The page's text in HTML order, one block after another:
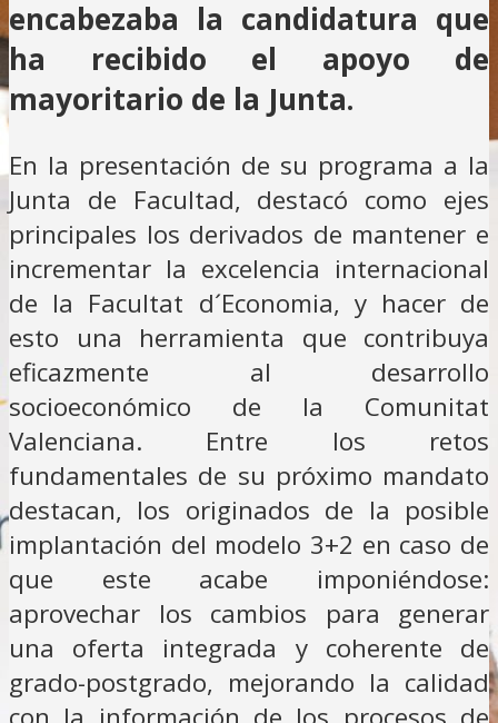
encabezaba la candidatura que
ha recibido el apoyo de
mayoritario de la Junta.
En la presentación de su programa a la
Junta de Facultad, destacó como ejes
principales los derivados de mantener e
incrementar la excelencia internacional
de la Facultat d´Economia, y hacer de
esto una herramienta que contribuya
eficazmente al desarrollo
socioeconómico de la Comunitat
Valenciana. Entre los retos
fundamentales de su próximo mandato
destacan, los originados de la posible
implantación del modelo 3+2 en caso de
que este acabe imponiéndose:
aprovechar los cambios para generar
una oferta integrada y coherente de
grado-postgrado, mejorando la calidad